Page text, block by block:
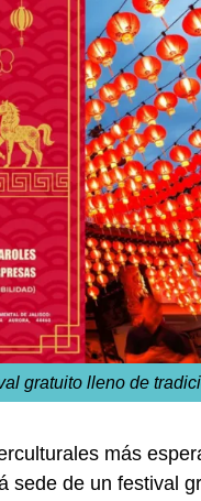
gratuito lleno de
más
sede de un festival